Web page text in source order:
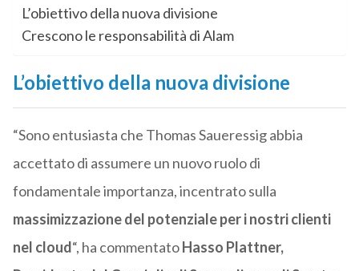
L’obiettivo della nuova divisione
Crescono le responsabilità di Alam
L’obiettivo della nuova divisione
“Sono entusiasta che Thomas Saueressig abbia
accettato di assumere un nuovo ruolo di
fondamentale importanza, incentrato sulla
massimizzazione del potenziale per i nostri clienti
nel cloud“, ha commentatoHasso Plattner,